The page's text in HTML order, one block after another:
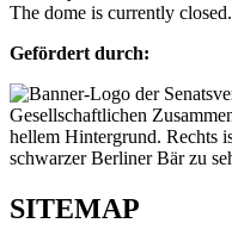
The dome is currently closed.
Gefördert durch:
SITEMAP